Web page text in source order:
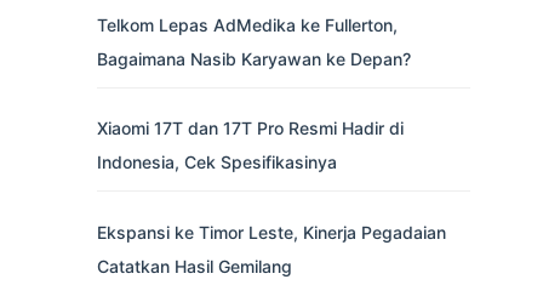
Telkom Lepas AdMedika ke Fullerton,
Bagaimana Nasib Karyawan ke Depan?
Xiaomi 17T dan 17T Pro Resmi Hadir di
Indonesia, Cek Spesifikasinya
Ekspansi ke Timor Leste, Kinerja Pegadaian
Catatkan Hasil Gemilang